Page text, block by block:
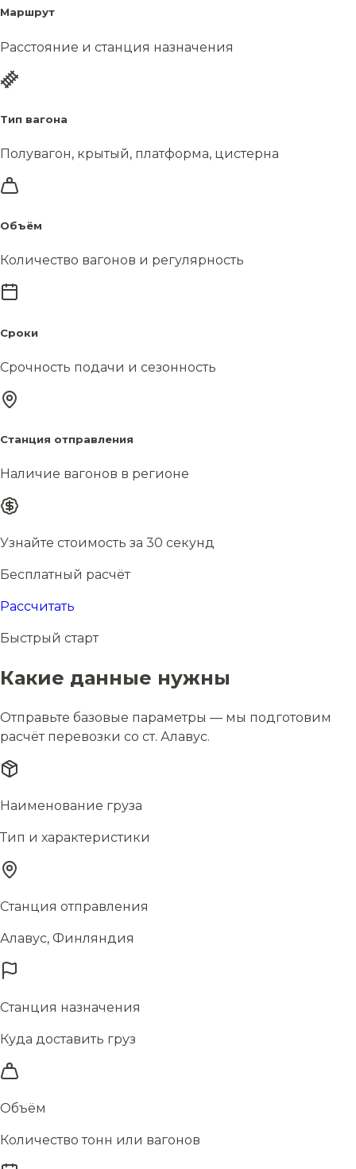
Маршрут
Расстояние и станция назначения
Тип вагона
Полувагон, крытый, платформа, цистерна
Объём
Количество вагонов и регулярность
Сроки
Срочность подачи и сезонность
Станция отправления
Наличие вагонов в регионе
Узнайте стоимость за 30 секунд
Бесплатный расчёт
Рассчитать
Быстрый старт
Какие данные нужны
Отправьте базовые параметры — мы подготовим
расчёт перевозки со ст. Алавус.
Наименование груза
Тип и характеристики
Станция отправления
Алавус, Финляндия
Станция назначения
Куда доставить груз
Объём
Количество тонн или вагонов